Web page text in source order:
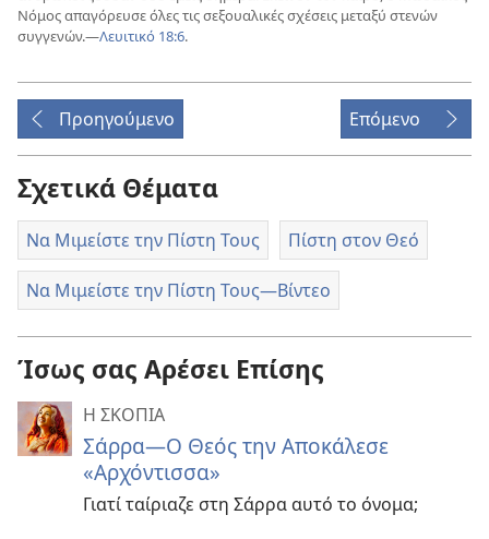
Νόμος απαγόρευσε όλες τις σεξουαλικές σχέσεις μεταξύ στενών
συγγενών.​—Λευιτικό 18:6.
Προηγούμενο Επόμενο
Σχετικά Θέματα
Να Μιμείστε την Πίστη Τους Πίστη στον Θεό
Να Μιμείστε την Πίστη Τους​—Βίντεο
Ίσως σας Αρέσει Επίσης
Η ΣΚΟΠΙΑ
Σάρρα—Ο Θεός την Αποκάλεσε
«Αρχόντισσα»
Γιατί ταίριαζε στη Σάρρα αυτό το όνομα;